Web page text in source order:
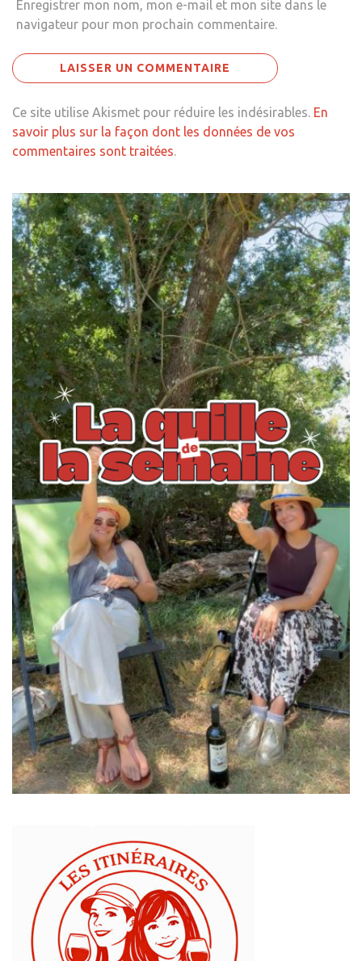
Enregistrer mon nom, mon e-mail et mon site dans le
navigateur pour mon prochain commentaire.
Ce site utilise Akismet pour réduire les indésirables. En
savoir plus sur la façon dont les données de vos
commentaires sont traitées.